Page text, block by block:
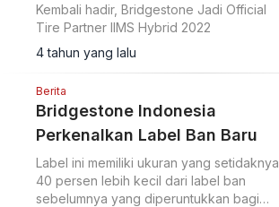
Kembali hadir, Bridgestone Jadi Official
Tire Partner IIMS Hybrid 2022
4 tahun yang lalu
Berita
Bridgestone Indonesia
Perkenalkan Label Ban Baru
Label ini memiliki ukuran yang setidaknya
40 persen lebih kecil dari label ban
sebelumnya yang diperuntukkan bagi